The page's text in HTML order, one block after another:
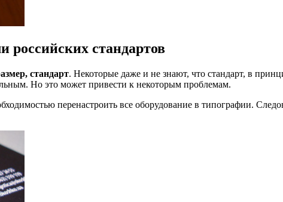
стандартов
стандарт. Некоторые даже и не знают, что стандарт, в
Но это может привести к некоторым проблемам.
перенастроить все оборудование в типографии.